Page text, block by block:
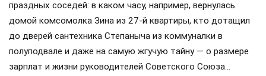
праздных соседей: в каком часу, например, вернулась
домой комсомолка Зина из 27-й квартиры, кто дотащил
до дверей сантехника Степаныча из коммуналки в
полуподвале и даже на самую жгучую тайну — о размере
зарплат и жизни руководителей Советского Союза…